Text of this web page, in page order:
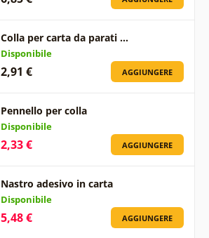
Colla per carta da parati …
Disponibile
2,91 € AGGIUNGERE
Pennello per colla
Disponibile
2,33 € AGGIUNGERE
Nastro adesivo in carta
Disponibile
5,48 € AGGIUNGERE